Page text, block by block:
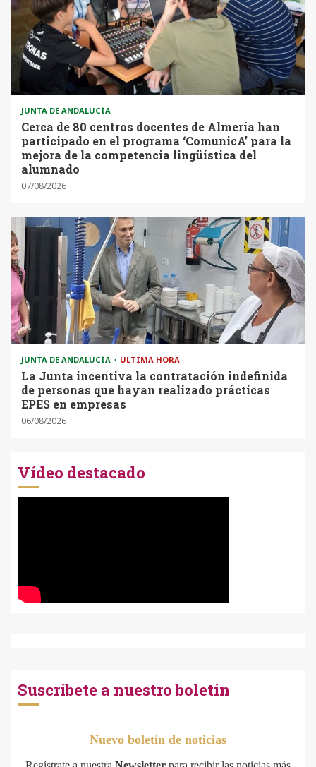
JUNTA DE ANDALUCÍA
Cerca de 80 centros docentes de Almería han
participado en el programa ‘ComunicA’ para la
mejora de la competencia lingüística del
alumnado
07/08/2026
JUNTA DE ANDALUCÍA ÚLTIMA HORA
La Junta incentiva la contratación indefinida
de personas que hayan realizado prácticas
EPES en empresas
06/08/2026
Vídeo destacado
Suscríbete a nuestro boletín
Nuevo boletín de noticias